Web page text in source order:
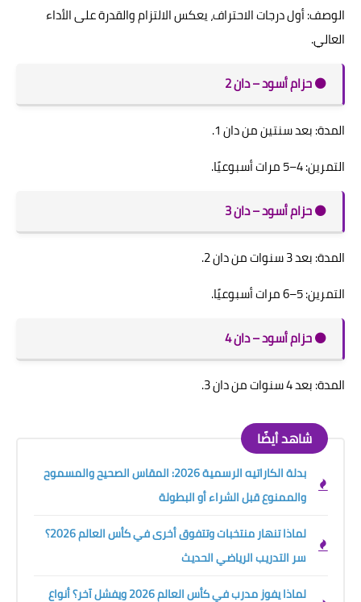
الوصف: أول درجات الاحتراف، يعكس الالتزام والقدرة على الأداء
العالي.
⚫️ حزام أسود – دان 2
المدة: بعد سنتين من دان 1.
التمرين: 4–5 مرات أسبوعيًا.
⚫️ حزام أسود – دان 3
المدة: بعد 3 سنوات من دان 2.
التمرين: 5–6 مرات أسبوعيًا.
⚫️ حزام أسود – دان 4
المدة: بعد 4 سنوات من دان 3.
شاهد أيضًا
بدلة الكاراتيه الرسمية 2026: المقاس الصحيح والمسموح
والممنوع قبل الشراء أو البطولة
لماذا تنهار منتخبات وتتفوق أخرى في كأس العالم 2026؟
سر التدريب الرياضي الحديث
لماذا يفوز مدرب في كأس العالم 2026 ويفشل آخر؟ أنواع